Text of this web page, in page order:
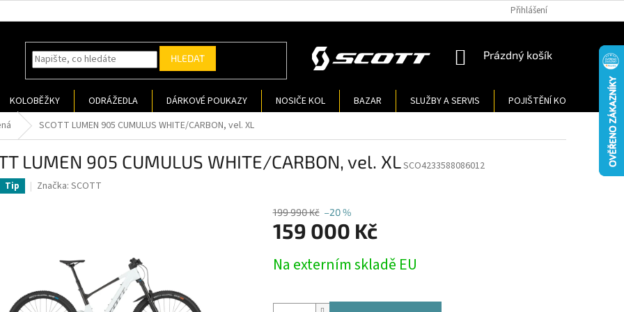
Přihlášení
HLEDAT
NÁKUPNÍ
Prázdný košík
KOLOBĚŽKY ODRÁŽEDLA DÁRKOVÉ POUKAZY NOSIČE KOL BAZAR SLUŽBY A SERVIS POJIŠTĚNÍ KOL
SCOTT LUMEN 905 CUMULUS WHITE/CARBON, vel. XL
LUMEN 905 CUMULUS WHITE/CARBON, vel. XLSCO4233588086012
Tip Značka: SCOTT
199 990 Kč –20 %
159 000 Kč
cena:
Na externím skladě EU